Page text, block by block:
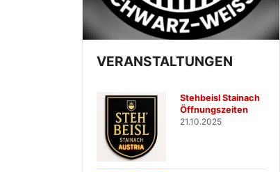
VERANSTALTUNGEN
Stehbeisl Stainach
Öffnungszeiten
21.10.2025